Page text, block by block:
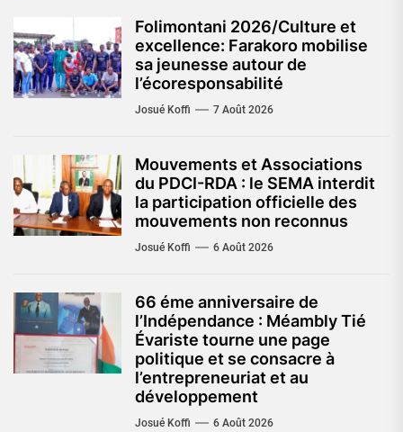
Folimontani 2026/Culture et
excellence: Farakoro mobilise
sa jeunesse autour de
l’écoresponsabilité
Josué Koffi 7 Août 2026
Mouvements et Associations
du PDCI-RDA : le SEMA interdit
la participation officielle des
mouvements non reconnus
Josué Koffi 6 Août 2026
66 éme anniversaire de
l’Indépendance : Méambly Tié
Évariste tourne une page
politique et se consacre à
l’entrepreneuriat et au
développement
Josué Koffi 6 Août 2026